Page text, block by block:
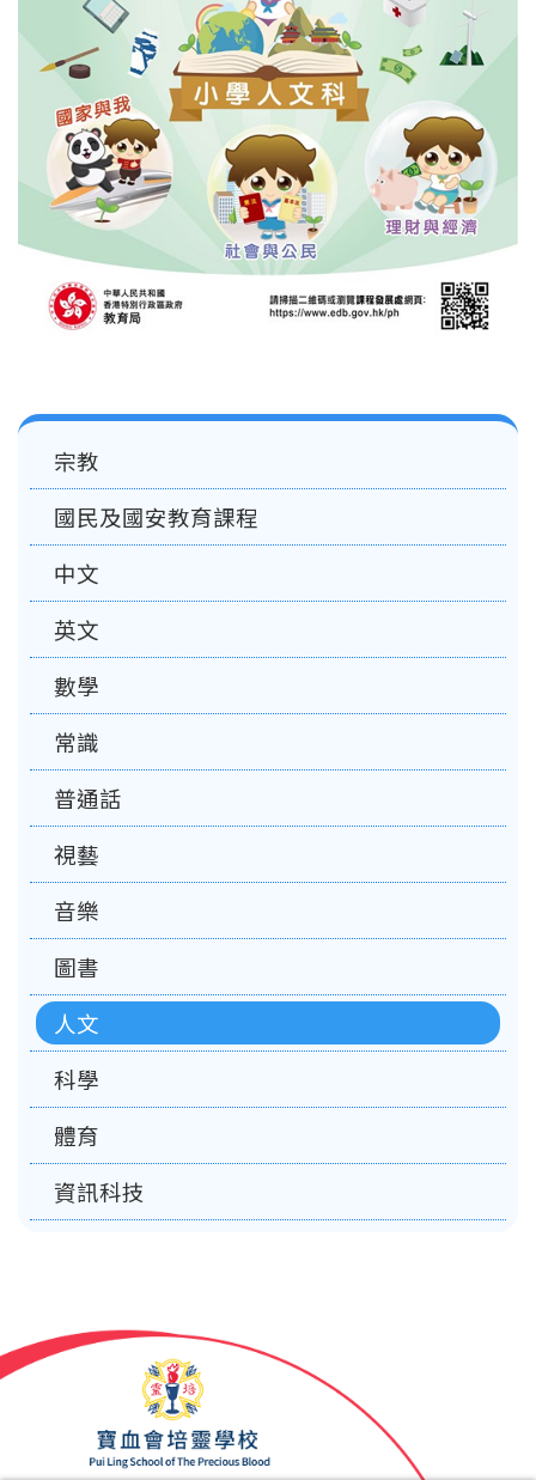
Main
navigation
宗教
國民及國安教育課程
中文
英文
數學
常識
普通話
視藝
音樂
圖書
人文
科學
體育
資訊科技